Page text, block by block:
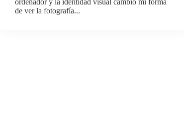
ordenador y la identidad visual cambió mi forma
de ver la fotografía...